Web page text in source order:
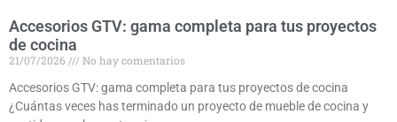
Accesorios GTV: gama completa para tus proyectos
de cocina
21/07/2026
No hay comentarios
Accesorios GTV: gama completa para tus proyectos de cocina
¿Cuántas veces has terminado un proyecto de mueble de cocina y